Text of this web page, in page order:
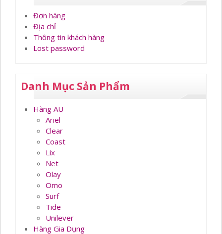
Đơn hàng
Địa chỉ
Thông tin khách hàng
Lost password
Danh Mục Sản Phẩm
Hàng AU
Ariel
Clear
Coast
Lix
Net
Olay
Omo
Surf
Tide
Unilever
Hàng Gia Dụng